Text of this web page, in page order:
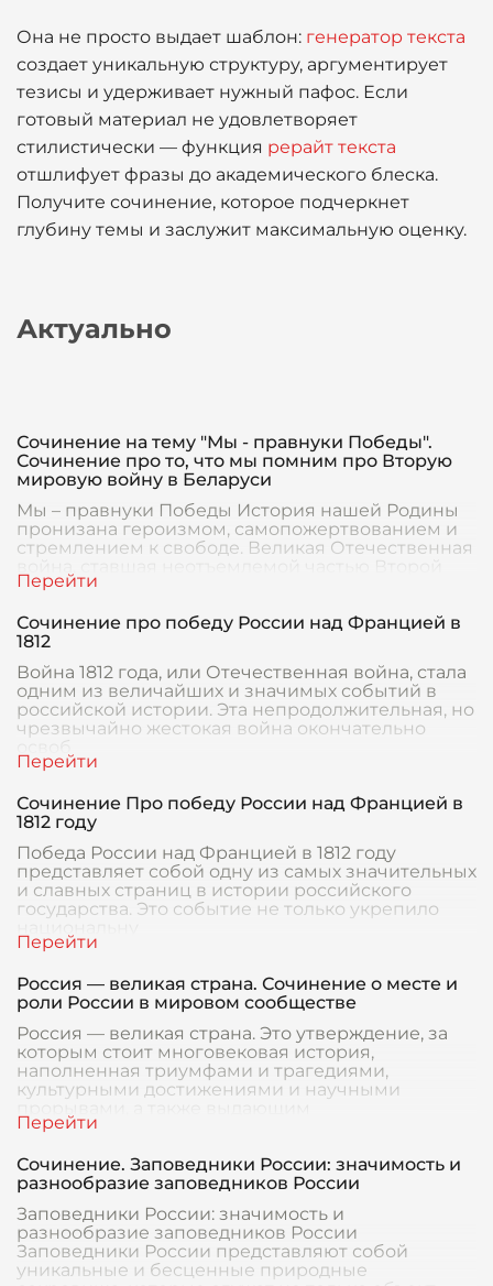
Она не просто выдает шаблон: генератор текста
создает уникальную структуру, аргументирует
тезисы и удерживает нужный пафос. Если
готовый материал не удовлетворяет
стилистически — функция рерайт текста
отшлифует фразы до академического блеска.
Получите сочинение, которое подчеркнет
глубину темы и заслужит максимальную оценку.
Актуально
Сочинение на тему "Мы - правнуки Победы".
Сочинение про то, что мы помним про Вторую
мировую войну в Беларуси
Мы – правнуки Победы История нашей Родины
пронизана героизмом, самопожертвованием и
стремлением к свободе. Великая Отечественная
война, ставшая неотъемлемой частью Второй
мировой
Сочинение про победу России над Францией в
1812
Война 1812 года, или Отечественная война, стала
одним из величайших и значимых событий в
российской истории. Эта непродолжительная, но
чрезвычайно жестокая война окончательно
освоб
Сочинение Про победу России над Францией в
1812 году
Победа России над Францией в 1812 году
представляет собой одну из самых значительных
и славных страниц в истории российского
государства. Это событие не только укрепило
Россия — великая страна. Сочинение о месте и
роли России в мировом сообществе
Россия — великая страна. Это утверждение, за
которым стоит многовековая история,
наполненная триумфами и трагедиями,
культурными достижениями и научными
Сочинение. Заповедники России: значимость и
разнообразие заповедников России
Заповедники России: значимость и
разнообразие заповедников России
Заповедники России представляют собой
уникальные и бесценные природные